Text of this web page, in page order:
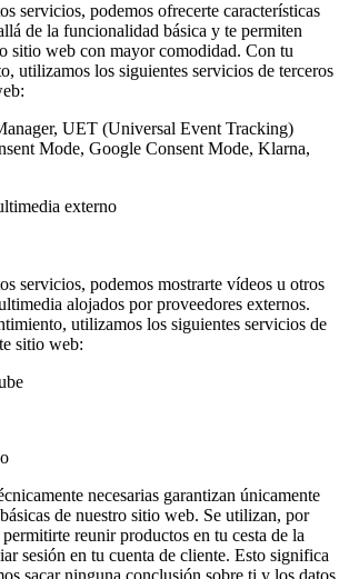
servicios, podemos ofrecerte características
de la funcionalidad básica y te permiten
sitio web con mayor comodidad. Con tu
utilizamos los siguientes servicios de terceros
UET (Universal Event Tracking)
Mode, Google Consent Mode, Klarna,
externo
servicios, podemos mostrarte vídeos u otros
alojados por proveedores externos.
utilizamos los siguientes servicios de
sitio web:
necesarias garantizan únicamente
de nuestro sitio web. Se utilizan, por
reunir productos en tu cesta de la
sesión en tu cuenta de cliente. Esto significa
sacar ninguna conclusión sobre ti y los datos